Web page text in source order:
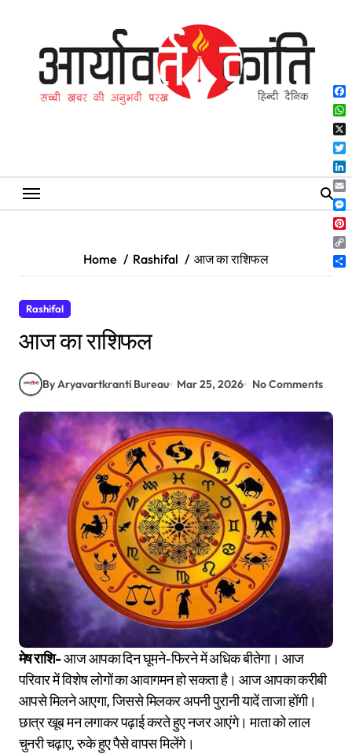
Home Rashifal आज का राशिफल
Rashifal
आज का राशिफल
By Aryavartkranti Bureau Mar 25, 2026 No Comments
मेष राशि-आज आपका दिन घूमने-फिरने में अधिक बीतेगा। आज
परिवार में विशेष लोगों का आवागमन हो सकता है। आज आपका करीबी
आपसे मिलने आएगा, जिससे मिलकर अपनी पुरानी यादें ताजा होंगी।
छात्र खूब मन लगाकर पढ़ाई करते हुए नजर आएंगे। माता को लाल
चुनरी चढ़ाए, रुके हुए पैसे वापस मिलेंगे।
X